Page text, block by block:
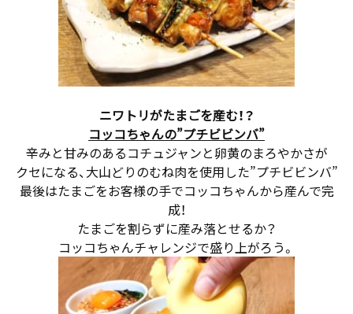
ニワトリがたまごを産む！？
コッコちゃんの”プチビビンバ”
辛みと甘みのあるコチュジャンと卵黄のまろやかさが
クセになる、大山どりのむね肉を使用した”プチビビンバ”
最後はたまごをお客様の手でコッコちゃんから産んで完
成！
たまごを割らずに産み落とせるか？
コッコちゃんチャレンジで盛り上がろう。